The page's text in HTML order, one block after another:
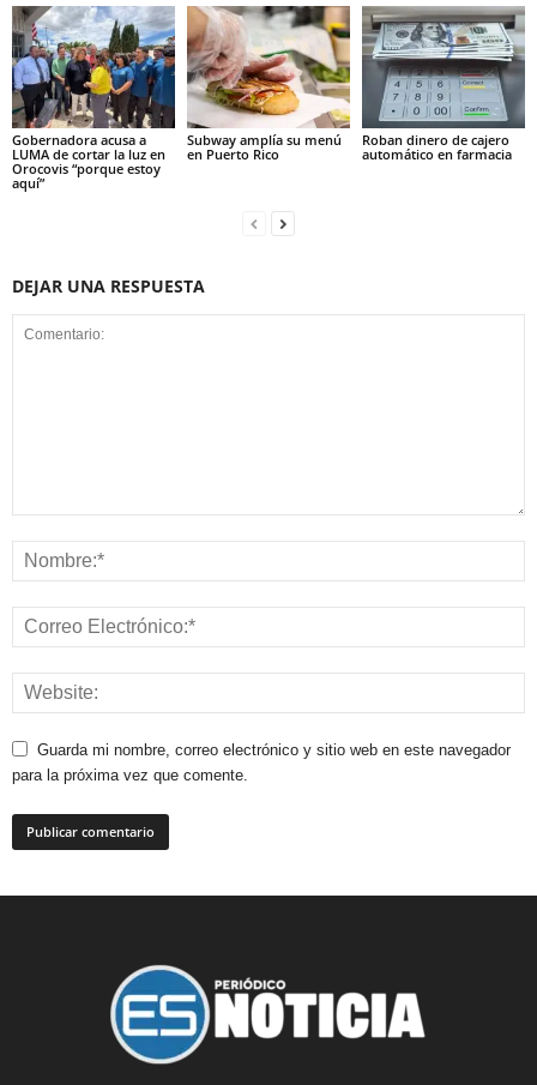
Gobernadora acusa a
LUMA de cortar la luz en
Orocovis “porque estoy
aquí”
Subway amplía su menú
en Puerto Rico
Roban dinero de cajero
automático en farmacia
DEJAR UNA RESPUESTA
Guarda mi nombre, correo electrónico y sitio web en este navegador
para la próxima vez que comente.